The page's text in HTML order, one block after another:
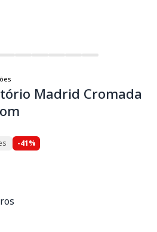
Madrid Cromada
-41%